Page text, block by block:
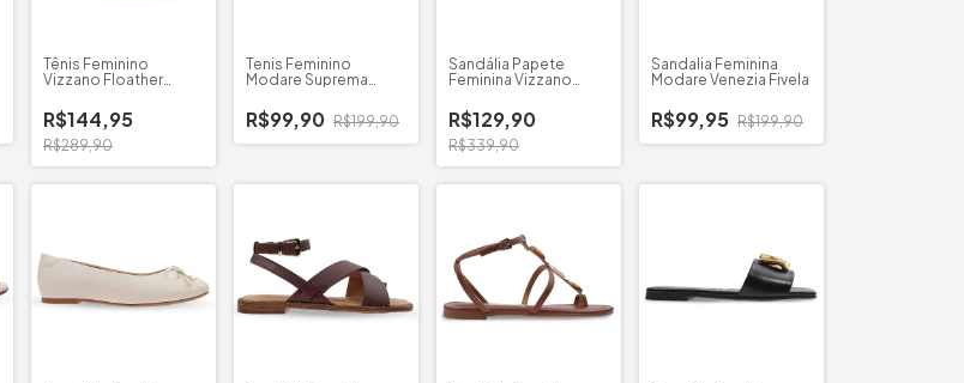
Tênis Feminino
Vizzano Floather
R$144,95
R$289,90
Tenis Feminino
Modare Suprema
R$99,90 R$199,90
Sandália Papete
Feminina Vizzano
R$129,90
R$339,90
Sandalia Feminina
Modare Venezia Fivela
R$99,95 R$199,90